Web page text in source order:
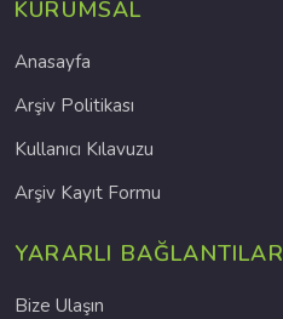
KURUMSAL
Anasayfa
Arşiv Politikası
Kullanıcı Kılavuzu
Arşiv Kayıt Formu
YARARLI BAĞLANTILAR
Bize Ulaşın